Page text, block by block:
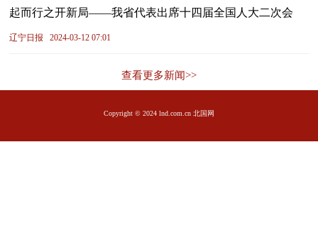
起而行之开新局——我省代表出席十四届全国人大二次会
辽宁日报 2024-03-12 07:01
查看更多新闻>>
Copyright © 2024 lnd.com.cn 北国网